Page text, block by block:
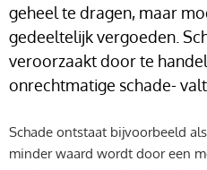
geheel te dragen, maar
gedeeltelijk vergoeden.
veroorzaakt door te
onrechtmatige schade-
Schade ontstaat bijvoorbeeld
minder waard wordt door een